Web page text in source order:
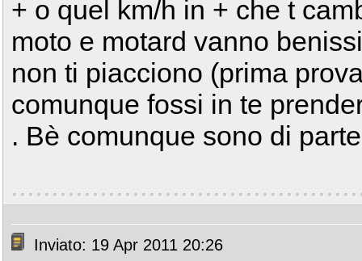
+ o quel km/h in + che t
moto e motard vanno
non ti piacciono (prima
comunque fossi in te
. Bè comunque sono di
Inviato: 19 Apr 2011 20:26